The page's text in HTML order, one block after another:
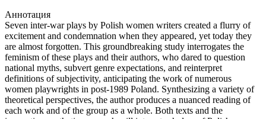
Аннотация
Seven inter-war plays by Polish women writers created a flurry of
excitement and condemnation when they appeared, yet today they
are almost forgotten. This groundbreaking study interrogates the
feminism of these plays and their authors, who dared to question
national myths, subvert genre expectations, and reinterpret
definitions of subjectivity, anticipating the work of numerous
women playwrights in post-1989 Poland. Synthesizing a variety of
theoretical perspectives, the author produces a nuanced reading of
each work and of the group as a whole. Both texts and the